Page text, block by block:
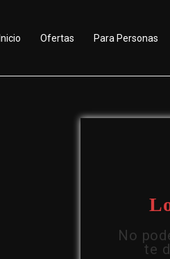
Inicio Ofertas Para Personas
No
te